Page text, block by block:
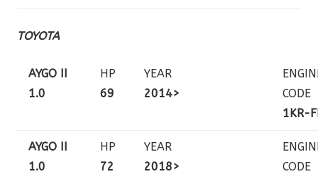
TOYOTA
AYGO II
1.0
HP
69
YEAR
2014>
CODE
1KR-
AYGO II
1.0
HP
72
YEAR
2018>
CODE